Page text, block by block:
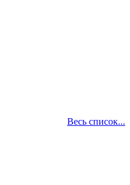
Весь список...